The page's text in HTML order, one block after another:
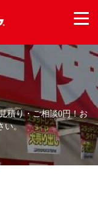
積り・ご相談0円！お
い。